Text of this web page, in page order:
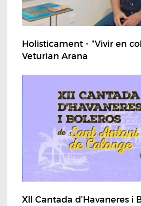
Holisticament - "Vivir en
Veturian Arana
XII Cantada d'Havaneres i